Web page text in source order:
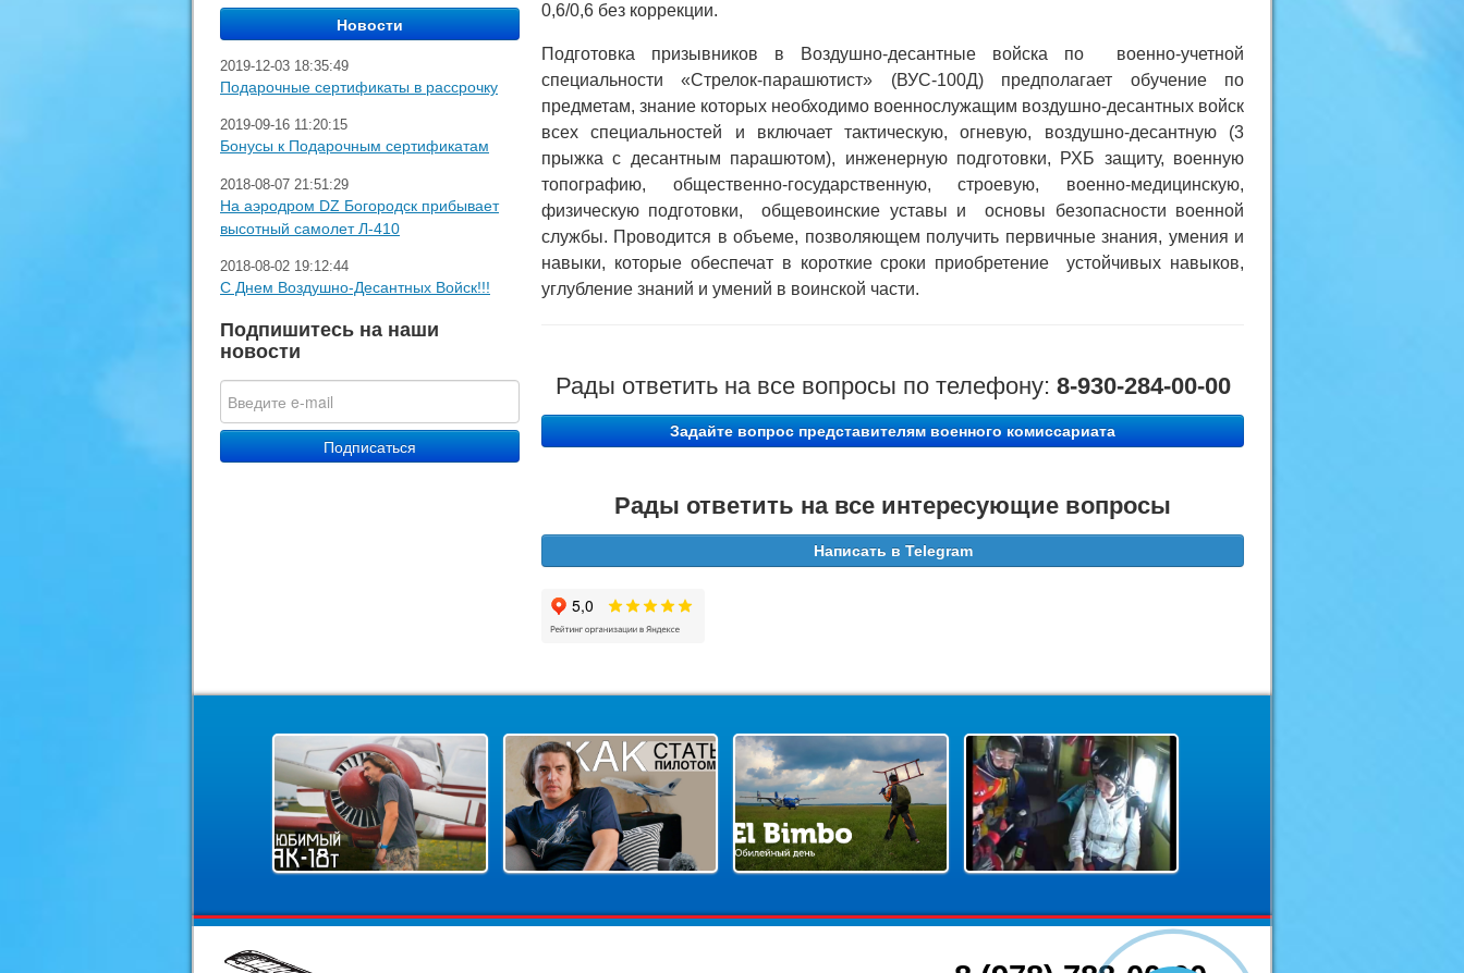
0,6/0,6 без коррекции.
Подготовка призывников в Воздушно-десантные войска по военно-учетной
специальности «Стрелок-парашютист» (ВУС-100Д) предполагает обучение по
предметам, знание которых необходимо военнослужащим воздушно-десантных войск
всех специальностей и включает тактическую, огневую, воздушно-десантную (3
прыжка с десантным парашютом), инженерную подготовки, РХБ защиту, военную
топографию, общественно-государственную, строевую, военно-медицинскую,
физическую подготовки, общевоинские уставы и основы безопасности военной
службы. Проводится в объеме, позволяющем получить первичные знания, умения и
навыки, которые обеспечат в короткие сроки приобретение устойчивых навыков,
углубление знаний и умений в воинской части.
Рады ответить на все вопросы по телефону: 8-930-284-00-00
Задайте вопрос представителям военного комиссариата
Рады ответить на все интересующие вопросы
Написать в Telegram
2019-12-03 18:35:49
Подарочные сертификаты в рассрочку
2019-09-16 11:20:15
Бонусы к Подарочным сертификатам
2018-08-07 21:51:29
На аэродром DZ Богородск прибывает
высотный самолет Л-410
2018-08-02 19:12:44
С Днем Воздушно-Десантных Войск!!!
Подпишитесь на наши
новости